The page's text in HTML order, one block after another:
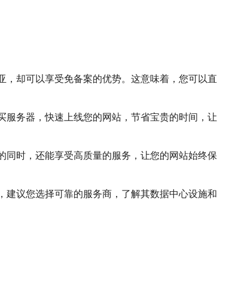
却可以享受免备案的优势。这意味着，您可以直
务器，快速上线您的网站，节省宝贵的时间，让
时，还能享受高质量的服务，让您的网站始终保
议您选择可靠的服务商，了解其数据中心设施和